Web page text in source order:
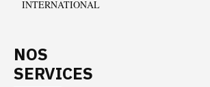
INTERNATIONAL
NOS
SERVICES